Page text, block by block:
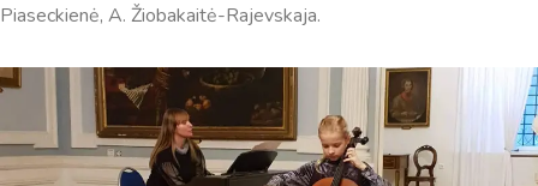
Piaseckienė, A. Žiobakaitė-Rajevskaja.